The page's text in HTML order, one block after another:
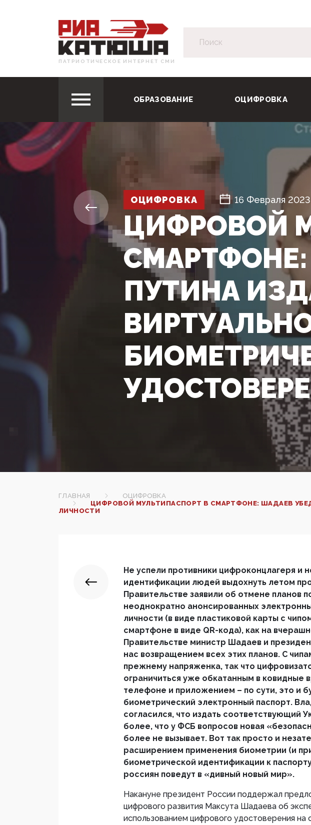
ПАТРИОТИЧЕСКОЕ ИНТЕРНЕТ СМИ
ОБРАЗОВАНИЕ ОЦИФРОВКА
ОЦИФРОВКА 16 Февраля 2023
ЦИФРОВОЙ
ПУТИНА
ГЛАВНАЯ
ОЦИФРОВКА
ЦИФРОВОЙ МУЛЬТИПАСПОРТ В СМАРТФОНЕ: ШАДАЕВ
ЛИЧНОСТИ
Не успели противники цифроконцлагеря и
идентификации людей выдохнуть летом
Правительстве заявили об отмене планов
неоднократно анонсированных
личности (в виде пластиковой карты с
смартфоне в виде QR-кода), как на
Правительстве министр Шадаев и
нас возвращением всех этих планов. С
прежнему напряженка, так что
ограничиться уже обкатанным в ковидные
телефоне и приложением – по сути, это и
биометрический электронный паспорт.
согласился, что издать соответствующий
более, что у ФСБ вопросов новая
более не вызывает. Вот так просто и
расширением применения биометрии (и
биометрической идентификации к
россиян поведут в «дивный новый мир».
Накануне президент России поддержал
цифрового развития Максута Шадаева об
использованием цифрового удостоверения